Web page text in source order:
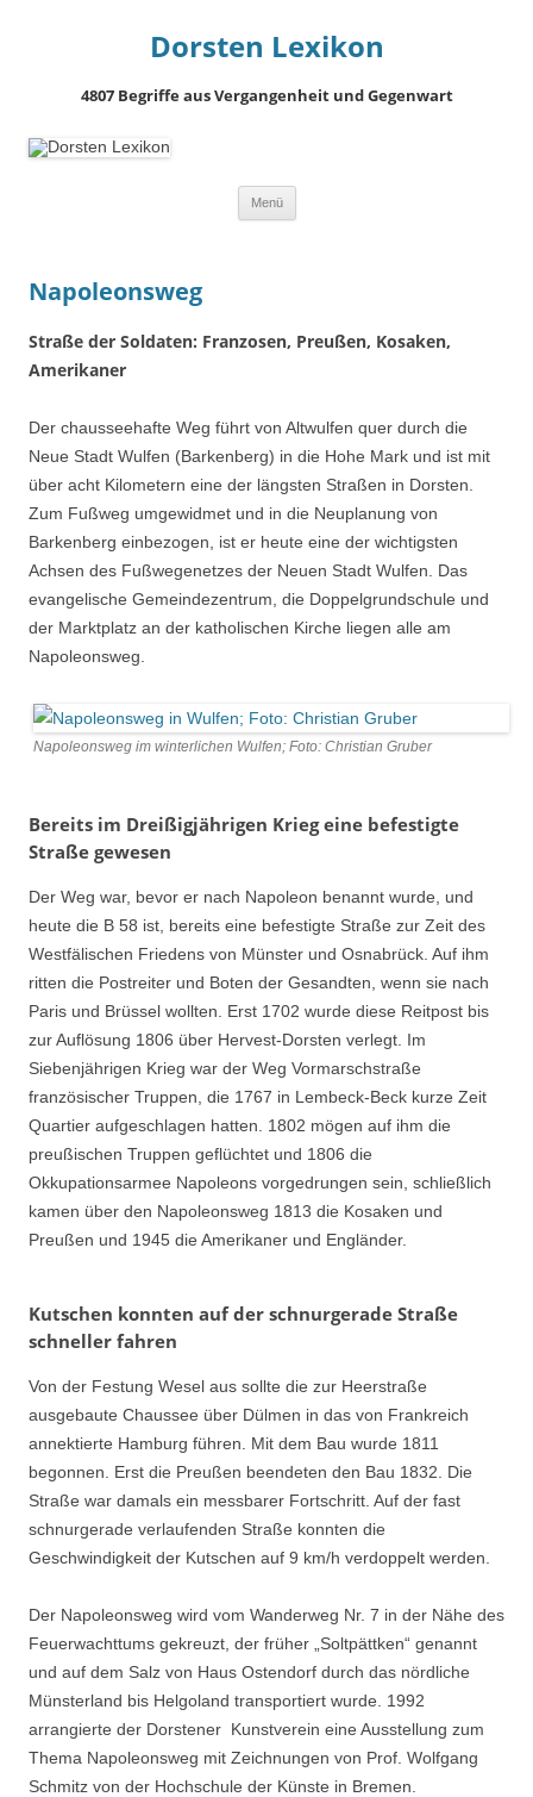
Dorsten Lexikon
4807 Begriffe aus Vergangenheit und Gegenwart
Menü
Napoleonsweg
Straße der Soldaten: Franzosen, Preußen, Kosaken,
Amerikaner
Der chausseehafte Weg führt von Altwulfen quer durch die
Neue Stadt Wulfen (Barkenberg) in die Hohe Mark und ist mit
über acht Kilometern eine der längsten Straßen in Dorsten.
Zum Fußweg umgewidmet und in die Neuplanung von
Barkenberg einbezogen, ist er heute eine der wichtigsten
Achsen des Fußwegenetzes der Neuen Stadt Wulfen. Das
evangelische Gemeindezentrum, die Doppelgrundschule und
der Marktplatz an der katholischen Kirche liegen alle am
Napoleonsweg.
Napoleonsweg im winterlichen Wulfen; Foto: Christian Gruber
Bereits im Dreißigjährigen Krieg eine befestigte
Straße gewesen
Der Weg war, bevor er nach Napoleon benannt wurde, und
heute die B 58 ist, bereits eine befestigte Straße zur Zeit des
Westfälischen Friedens von Münster und Osnabrück. Auf ihm
ritten die Postreiter und Boten der Gesandten, wenn sie nach
Paris und Brüssel wollten. Erst 1702 wurde diese Reitpost bis
zur Auflösung 1806 über Hervest-Dorsten verlegt. Im
Siebenjährigen Krieg war der Weg Vormarschstraße
französischer Truppen, die 1767 in Lembeck-Beck kurze Zeit
Quartier aufgeschlagen hatten. 1802 mögen auf ihm die
preußischen Truppen geflüchtet und 1806 die
Okkupationsarmee Napoleons vorgedrungen sein, schließlich
kamen über den Napoleonsweg 1813 die Kosaken und
Preußen und 1945 die Amerikaner und Engländer.
Kutschen konnten auf der schnurgerade Straße
schneller fahren
Von der Festung Wesel aus sollte die zur Heerstraße
ausgebaute Chaussee über Dülmen in das von Frankreich
annektierte Hamburg führen. Mit dem Bau wurde 1811
begonnen. Erst die Preußen beendeten den Bau 1832. Die
Straße war damals ein messbarer Fortschritt. Auf der fast
schnurgerade verlaufenden Straße konnten die
Geschwindigkeit der Kutschen auf 9 km/h verdoppelt werden.
Der Napoleonsweg wird vom Wanderweg Nr. 7 in der Nähe des
Feuerwachttums gekreuzt, der früher „Soltpättken“ genannt
und auf dem Salz von Haus Ostendorf durch das nördliche
Münsterland bis Helgoland transportiert wurde. 1992
arrangierte der Dorstener Kunstverein eine Ausstellung zum
Thema Napoleonsweg mit Zeichnungen von Prof. Wolfgang
Schmitz von der Hochschule der Künste in Bremen.